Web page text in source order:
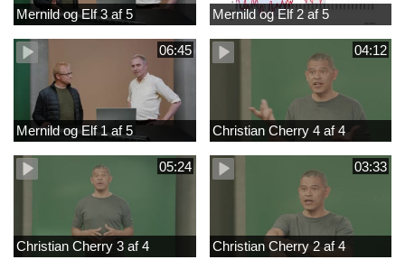
Mernild og Elf 3 af 5 Mernild og Elf 2 af 5
06:45
Mernild og Elf 1 af 5
04:12
Christian Cherry 4 af 4
05:24
Christian Cherry 3 af 4
03:33
Christian Cherry 2 af 4